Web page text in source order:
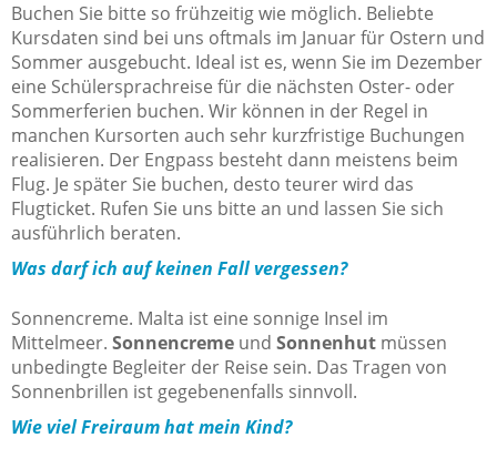
Buchen Sie bitte so frühzeitig wie möglich. Beliebte
Kursdaten sind bei uns oftmals im Januar für Ostern und
Sommer ausgebucht. Ideal ist es, wenn Sie im Dezember
eine Schülersprachreise für die nächsten Oster- oder
Sommerferien buchen. Wir können in der Regel in
manchen Kursorten auch sehr kurzfristige Buchungen
realisieren. Der Engpass besteht dann meistens beim
Flug. Je später Sie buchen, desto teurer wird das
Flugticket. Rufen Sie uns bitte an und lassen Sie sich
ausführlich beraten.
Was darf ich auf keinen Fall vergessen?
Sonnencreme. Malta ist eine sonnige Insel im
Mittelmeer. Sonnencreme und Sonnenhut müssen
unbedingte Begleiter der Reise sein. Das Tragen von
Sonnenbrillen ist gegebenenfalls sinnvoll.
Wie viel Freiraum hat mein Kind?